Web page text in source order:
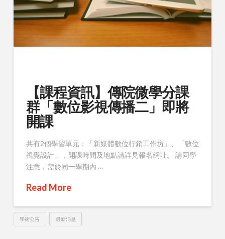
【課程資訊】傳院微學分課
群「數位影視傳播二」即將
開課
共有2個學習單元：「新媒體數位行銷工作坊」、「數位
視覺設計」，開課時間及地點請詳見報名網址。 請同學
注意，需於同一學期內 …
Read More
學術公告 最新消息